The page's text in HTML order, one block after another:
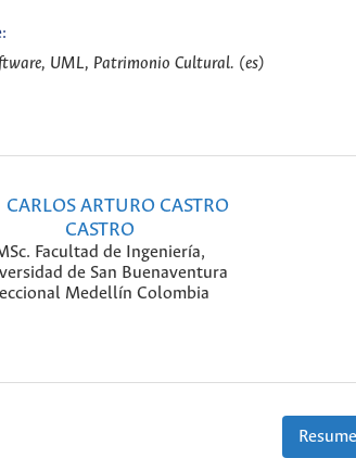
UML, Patrimonio Cultural. (es)
CARLOS ARTURO CASTRO
CASTRO
Facultad de Ingeniería,
de San Buenaventura
Medellín Colombia